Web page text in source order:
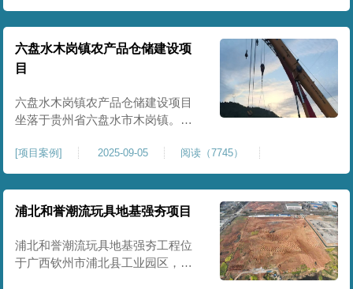
基础设施工程。项目建设内容主要
为场地地基处理，处理总面积约 5
万平方米，采用强夯加固施工工
艺，通过全场地强夯提升地基承载
力、消除不均匀沉降，满足围网区
后续建（构）筑物及重型作业场地
使
六盘水木岗镇农产品仓储建设项
目
六盘水木岗镇农产品仓储建设项目
坐落于贵州省六盘水市木岗镇。场
房、分拣车间、配套附属用房等设
施。项目原始场地为新建建设用
地，土层分布不均、土体松散、天
然固结程度较低，地基整体承载力
筑需长期承受货物堆放荷载，对地
基沉降稳定性、整体密实度要求较
[项目案例] 2025-09-05 阅读（7745）
浦北和誉潮流玩具地基强夯项目
浦北和誉潮流玩具地基强夯工程位
于广西钦州市浦北县工业园区，场